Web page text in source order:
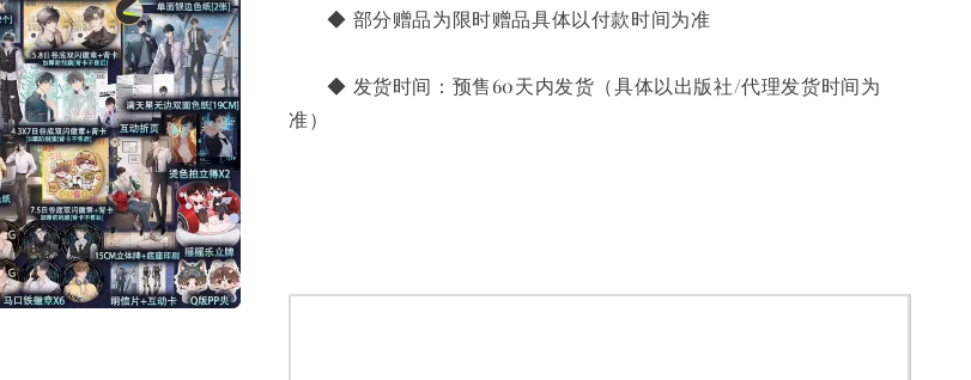
       ◆ 部分赠品为限时赠品具体以付款时间为准
◆ 发货时间：预售60天内发货（具体以出版社/代理发货时间为
准）